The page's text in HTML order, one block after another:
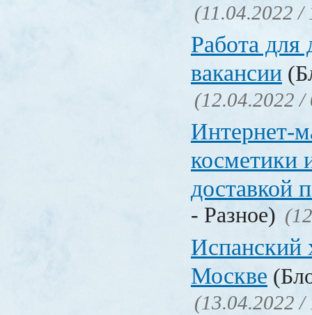
(11.04.2022 /
Работа для
вакансии
(12.04.2022 /
Интернет-
косметики
доставкой
- Разное)
Испанский
Москве
(13.04.2022 /